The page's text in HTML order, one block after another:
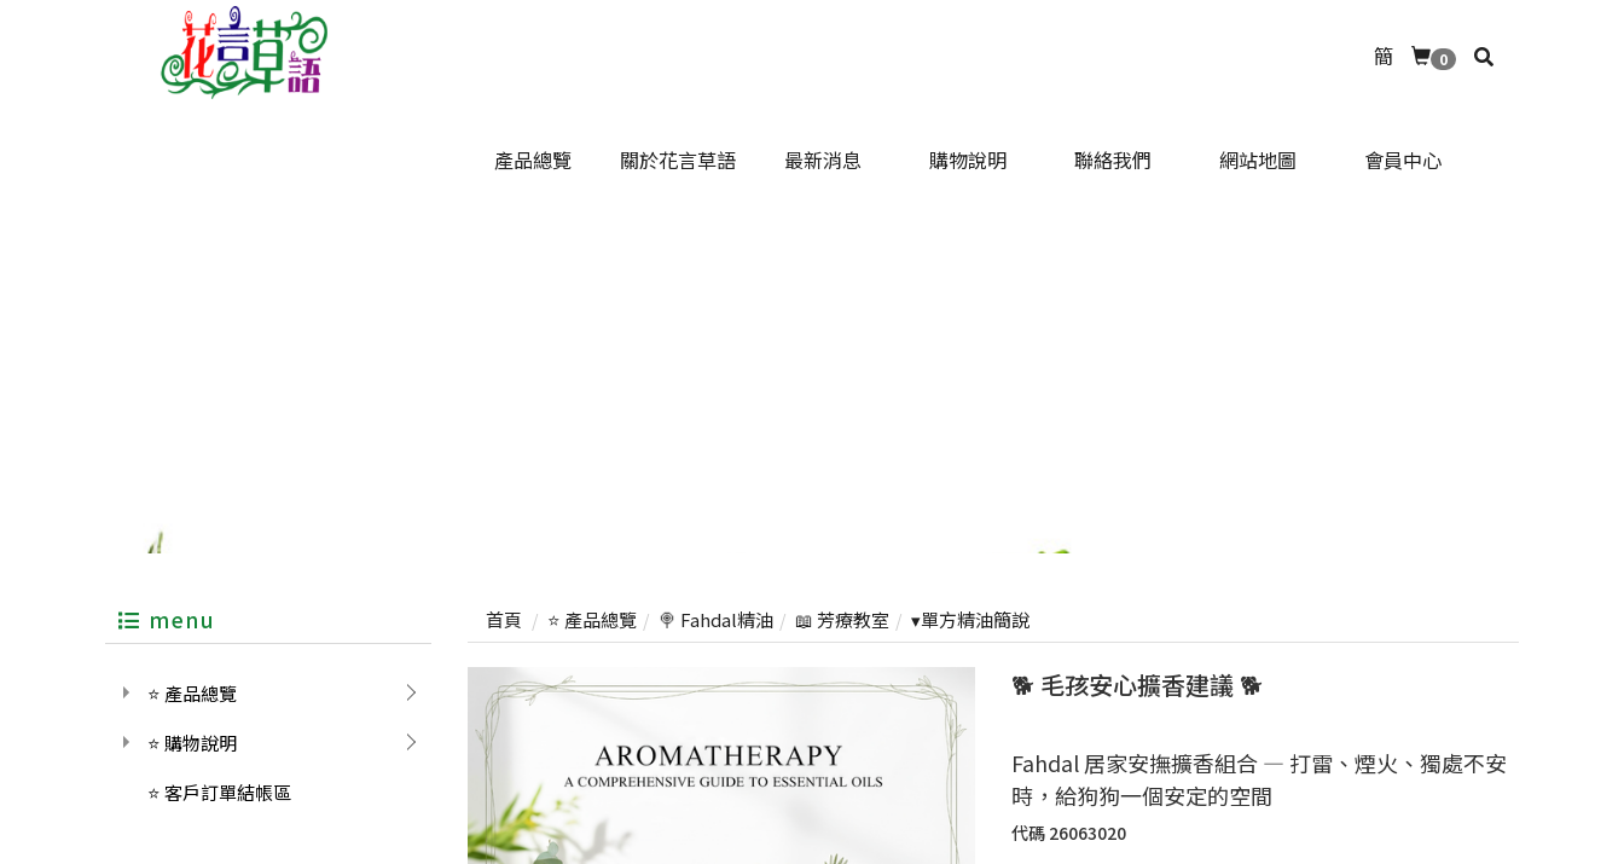
簡 0
產品總覽 關於花言草語 最新消息 購物說明 聯絡我們 網站地圖 會員中心
menu
⭐ 產品總覽
⭐ 購物說明
⭐ 客戶訂單結帳區
首頁 ⭐ 產品總覽 🍭 Fahdal精油 📖 芳療教室 ▾單方精油簡說
🐕 毛孩安心擴香建議 🐕
Fahdal 居家安撫擴香組合 — 打雷、煙火、獨處不安
時，給狗狗一個安定的空間
代碼 26063020